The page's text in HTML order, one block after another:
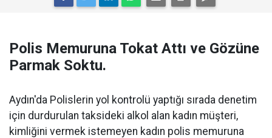
Polis Memuruna Tokat Attı ve Gözüne
Parmak Soktu.
Aydın'da Polislerin yol kontrolü yaptığı sırada denetim
için durdurulan taksideki alkol alan kadın müşteri,
kimliğini vermek istemeyen kadın polis memuruna